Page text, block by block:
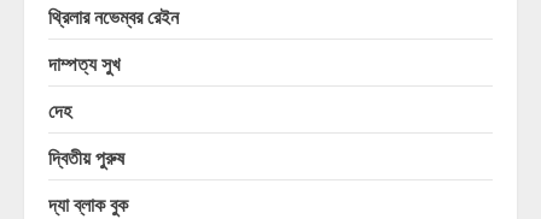
থ্রিলার নভেম্বর রেইন
দাম্পত্য সুখ
দেহ
দ্বিতীয় পুরুষ
দ্যা ব্লাক বুক